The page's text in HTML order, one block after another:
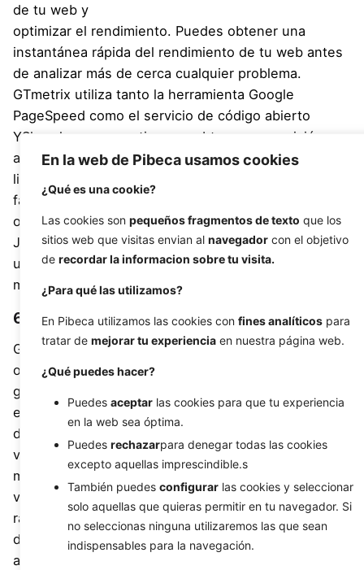
En la web de Pibeca usamos cookies
¿Qué es una cookie?
Las cookies son pequeños fragmentos de texto que los
sitios web que visitas envian al navegador con el objetivo
de recordar la informacion sobre tu visita.
¿Para qué las utilizamos?
En Pibeca utilizamos las cookies con fines analíticos para
tratar de mejorar tu experiencia en nuestra página web.
¿Qué puedes hacer?
Puedes aceptar las cookies para que tu experiencia
en la web sea óptima.
Puedes rechazarpara denegar todas las cookies
excepto aquellas imprescindible.s
También puedes configurar las cookies y seleccionar
solo aquellas que quieras permitir en tu navegador. Si
no seleccionas ninguna utilizaremos las que sean
indispensables para la navegación.
de tu web y
optimizar el rendimiento. Puedes obtener una
instantánea rápida del rendimiento de tu web antes
de analizar más de cerca cualquier problema.
GTmetrix utiliza tanto la herramienta Google
PageSpeed ​​como el servicio de código abierto
YSlow, lo que garantiza que obtengas una visión
amplia del funcionamiento de tu web. Ofrece un
listado de recomendaciones numeradas para
factores como el almacenamiento en caché, la
optimización de imágenes y la codificación de
JavaScript. Si sigues los consejos dados, obtendrás
un sitio web de carga más rápido y una experiencia
mejorada para los visitantes.
6. Prueba de optimización para móviles
Google ha creado la herramienta deprueba de
optimización para dispositivos móviles
garantizar que los sitios web ofrezcan una
experiencia positiva para las personas que utilizan
dispositivos móviles. Más de la mitad de todos los
visitantes de las webs ahora utilizan dispositivos
móviles, por lo que tu web debe atender a estos
visitantes. Esta herramienta te dará una respuesta
rápida sobre si tu web está optimizado para
dispositivos móviles, si existen problemas de carga (
a menudo relacionados con la falta de optimización